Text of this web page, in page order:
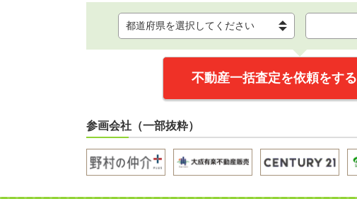
不動産一括査定を依頼をする
参画会社（一部抜粋）